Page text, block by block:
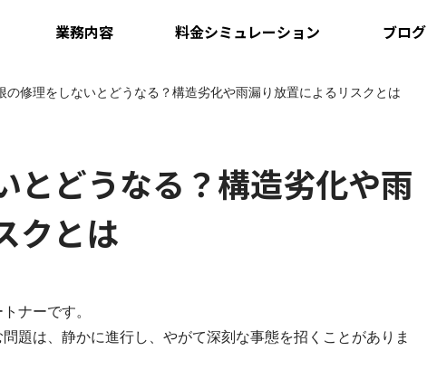
業務内容 料金シミュレーション ブログ
の修理をしないとどうなる？構造劣化や雨漏り放置によるリスクとは
とどうなる？構造劣化や雨
クとは
ナーです。
題は、静かに進行し、やがて深刻な事態を招くことがありま